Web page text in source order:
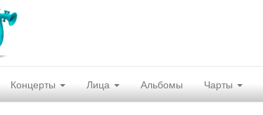
Концерты Лица Альбомы Чарты